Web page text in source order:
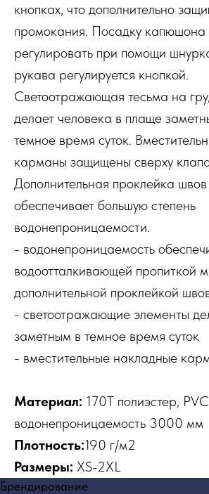
кнопках, что дополнительно
промокания. Посадку
регулировать при помощи
рукава регулируется кнопкой.
Светоотражающая тесьма на
делает человека в плаще
темное время суток.
карманы защищены сверху
Дополнительная проклейка
обеспечивает большую степень
водонепроницаемости.
- водонепроницаемость
водоотталкивающей пропиткой
дополнительной проклейкой
- светоотражающие элементы
заметным в темное время суток
- вместительные накладные
Материал: 170T полиэстер,
водонепроницаемость 3000 мм
Плотность:190 г/м2
Размеры: XS-2XL
Брендирование